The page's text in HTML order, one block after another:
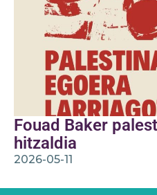
Fouad Baker
hitzaldia
2026-05-11